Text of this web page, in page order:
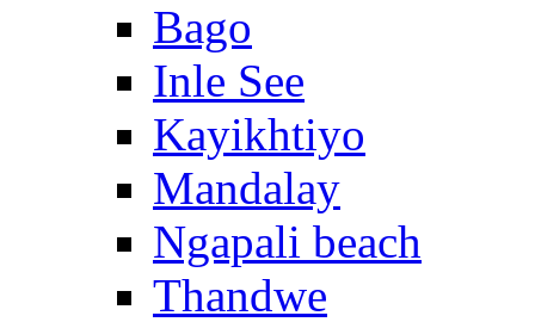
Bago
Inle See
Kayikhtiyo
Mandalay
Ngapali beach
Thandwe